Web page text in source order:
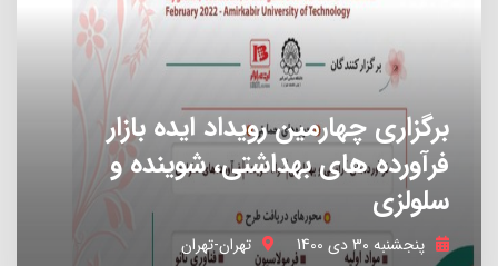
خدمات اداری
27 استارتاپ
برگزاری چهارمین رویداد ایده بازار
فرآورده های بهداشتی، شوینده و
سلولزی
پنجشنبه 30 دی 1400 تهران-تهران